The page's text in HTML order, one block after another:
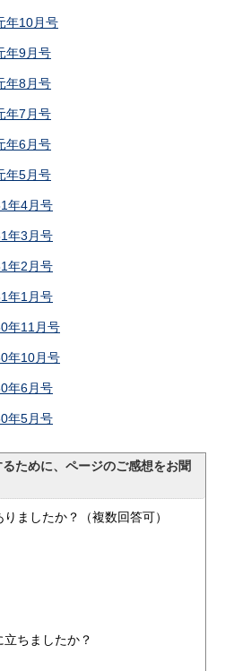
年10月号
年9月号
年8月号
年7月号
年6月号
年5月号
年4月号
年3月号
年2月号
年1月号
年11月号
年10月号
年6月号
年5月号
ために、ページのご感想をお聞
ましたか？（複数回答可）
ちましたか？